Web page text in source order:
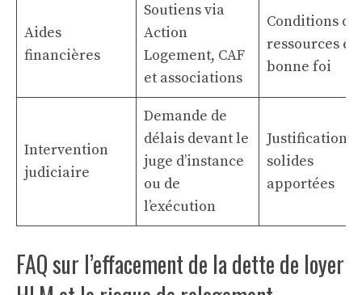
Aides
financières
Soutiens via
Action
Logement, CAF
et associations
Conditions de
ressources et
bonne foi
Intervention
judiciaire
Demande de
délais devant le
juge d’instance
ou de
l’exécution
Justifications
solides
apportées
FAQ sur l’effacement de la dette de loyer